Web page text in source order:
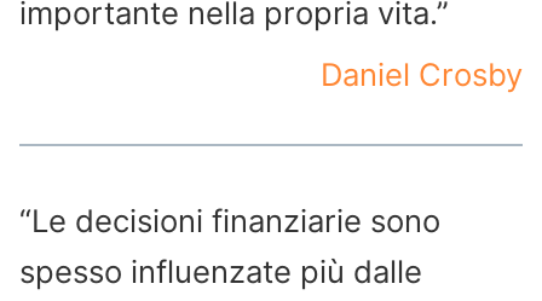
importante nella propria vita.”
Daniel Crosby
“Le decisioni finanziarie sono
spesso influenzate più dalle